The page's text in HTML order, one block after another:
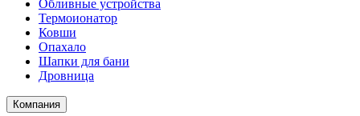
Обливные устройства
Термоионатор
Ковши
Опахало
Шапки для бани
Дровница
Компания